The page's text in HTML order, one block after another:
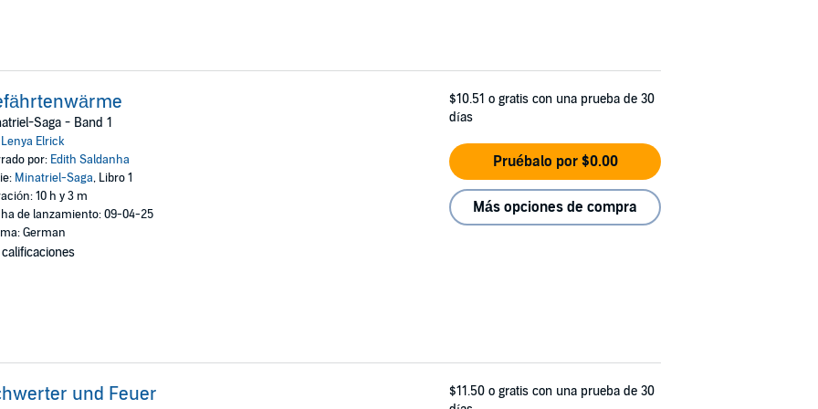
Saga - Band 1
Lenya Elrick
por: Edith Saldanha
Minatriel-Saga, Libro 1
10 h y 3 m
de lanzamiento: 09-04-25
German
$10.51 o gratis con una prueba de 30
días
Pruébalo por $0.00
Más opciones de compra
und Feuer $11.50 o gratis con una prueba de 30